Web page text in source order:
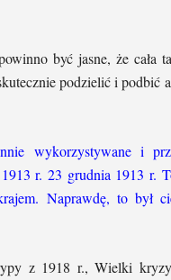
być jasne, że cała
podzielić i podbić
wykorzystywane i
r. 23 grudnia 1913 r.
Naprawdę, to był
z 1918 r., Wielki